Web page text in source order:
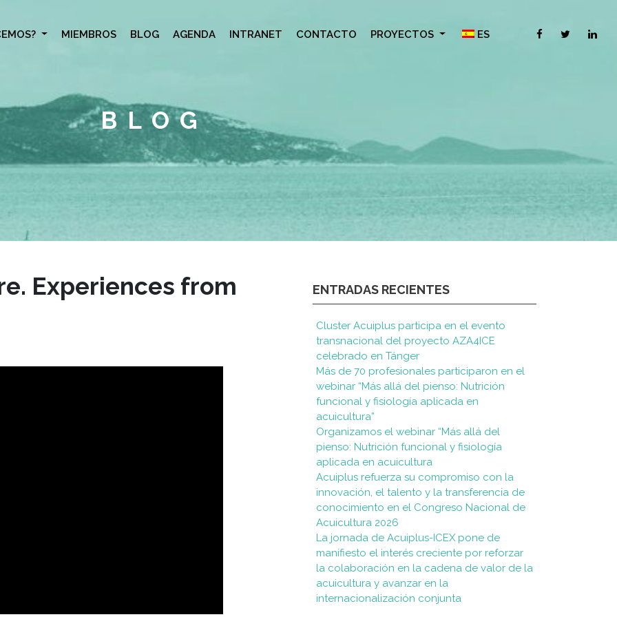
MIEMBROS BLOG AGENDA INTRANET CONTACTO PROYECTOS ES
BLOG
Experiences from
ENTRADAS RECIENTES
Cluster Acuiplus participa en el evento
transnacional del proyecto AZA4ICE
celebrado en Tánger
Más de 70 profesionales participaron en el
webinar “Más allá del pienso: Nutrición
funcional y fisiología aplicada en
acuicultura”
Organizamos el webinar “Más allá del
pienso: Nutrición funcional y fisiología
aplicada en acuicultura
Acuiplus refuerza su compromiso con la
innovación, el talento y la transferencia de
conocimiento en el Congreso Nacional de
Acuicultura 2026
La jornada de Acuiplus-ICEX pone de
manifiesto el interés creciente por reforzar
la colaboración en la cadena de valor de la
acuicultura y avanzar en la
internacionalización conjunta